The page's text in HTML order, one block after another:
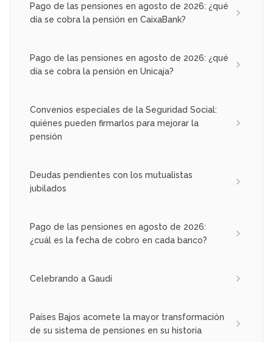
Pago de las pensiones en agosto de 2026: ¿qué
día se cobra la pensión en CaixaBank?
Pago de las pensiones en agosto de 2026: ¿qué
día se cobra la pensión en Unicaja?
Convenios especiales de la Seguridad Social:
quiénes pueden firmarlos para mejorar la
pensión
Deudas pendientes con los mutualistas
jubilados
Pago de las pensiones en agosto de 2026:
¿cuál es la fecha de cobro en cada banco?
Celebrando a Gaudí
Países Bajos acomete la mayor transformación
de su sistema de pensiones en su historia